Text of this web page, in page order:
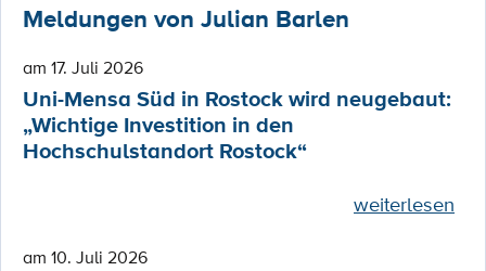
Meldungen von Julian Barlen
am 17. Juli 2026
Uni-Mensa Süd in Rostock wird neugebaut:
„Wichtige Investition in den
Hochschulstandort Rostock“
weiterlesen
am 10. Juli 2026